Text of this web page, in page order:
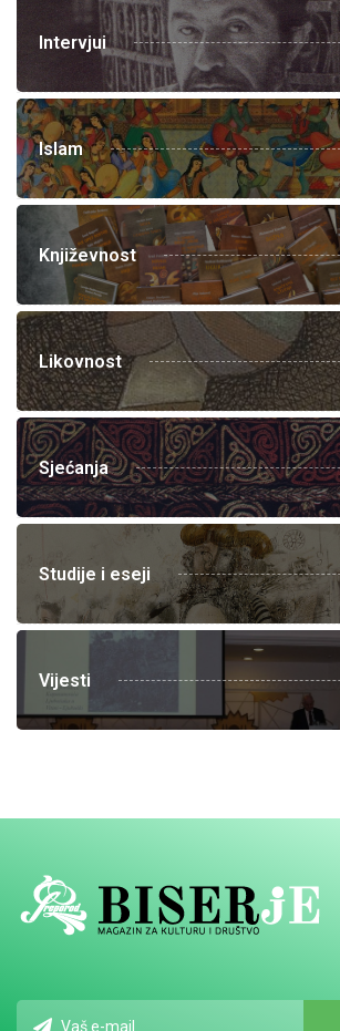
Intervjui
Islam
Književnost
Likovnost
Sjećanja
Studije i eseji
Vijesti